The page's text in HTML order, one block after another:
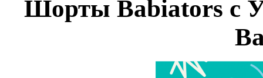
Шорты Babiators с